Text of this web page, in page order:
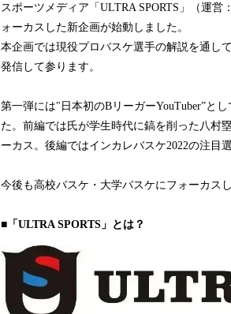
スポーツメディア「ULTRA SPORTS」（運
ォーカスした新企画が始動しました。
本企画では現役プロバスケ選手の解説を通し
発信して参ります。
第一弾には"日本初のBリーガーYouTuber”と
た。前編では氏が学生時代に鎬を削った八村
ーカス。後編ではインカレバスケ2022の注目
今後も高校バスケ・大学バスケにフォーカス
■「ULTRA SPORTS」とは？